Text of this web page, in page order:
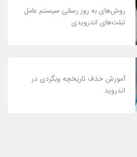
روش‌های به روز رسانی سیستم عامل
تبلت‌های اندرویدی
آموزش حذف تاریخچه وبگردی در
اندروید